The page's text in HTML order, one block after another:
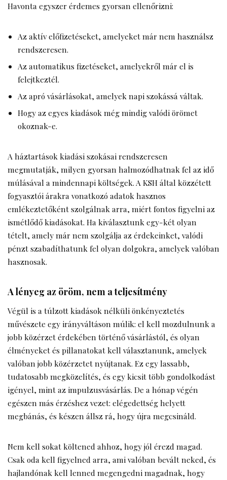
Havonta egyszer érdemes gyorsan ellenőrizni:
Az aktív előfizetéseket, amelyeket már nem használsz
rendszeresen.
Az automatikus fizetéseket, amelyekről már el is
felejtkeztél.
Az apró vásárlásokat, amelyek napi szokássá váltak.
Hogy az egyes kiadások még mindig valódi örömet
okoznak-e.
A háztartások kiadási szokásai rendszeresen
megmutatják, milyen gyorsan halmozódhatnak fel az idő
múlásával a mindennapi költségek. AKSHáltal közzétett
fogyasztói árakra vonatkozó adatok hasznos
emlékeztetőként szolgálnak arra, miért fontos figyelni az
ismétlődő kiadásokat. Ha kiválasztunk egy-két olyan
tételt, amely már nem szolgálja az érdekeinket, valódi
pénzt szabadíthatunk fel olyan dolgokra, amelyek valóban
hasznosak.
A lényeg az öröm, nem a teljesítmény
Végül is a túlzott kiadások nélküli önkényeztetés
művészete egy irányváltáson múlik: el kell mozdulnunk a
jobb közérzet érdekében történő vásárlástól, és olyan
élményeket és pillanatokat kell választanunk, amelyek
valóban jobb közérzetet nyújtanak. Ez egy lassabb,
tudatosabb megközelítés, és egy kicsit több gondolkodást
igényel, mint az impulzusvásárlás. De a hónap végén
egészen más érzéshez vezet: elégedettség helyett
megbánás, és készen állsz rá, hogy újra megcsináld.
Nem kell sokat költened ahhoz, hogy jól érezd magad.
Csak oda kell figyelned arra, ami valóban bevált neked, és
hajlandónak kell lenned megengedni magadnak, hogy